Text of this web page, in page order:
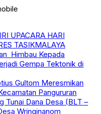
UPACARA HARI
TASIKMALAYA
Himbau Kepada
Gempa Tektonik di
Gultom Meresmikan
Pangururan
Tunai Dana Desa (BLT –
Wringinanom